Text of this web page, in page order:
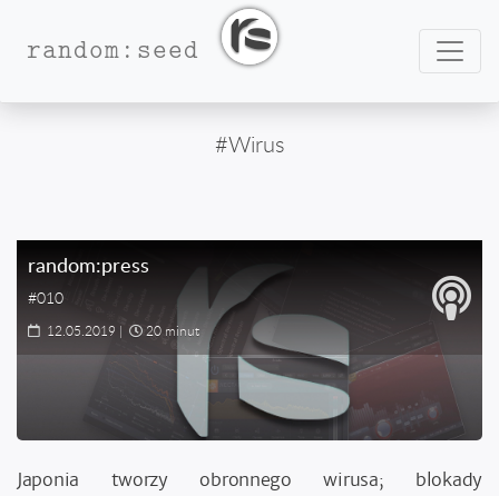
random:seed
#Wirus
random:press
#010
12.05.2019 | 20 minut
Japonia tworzy obronnego wirusa; blokady